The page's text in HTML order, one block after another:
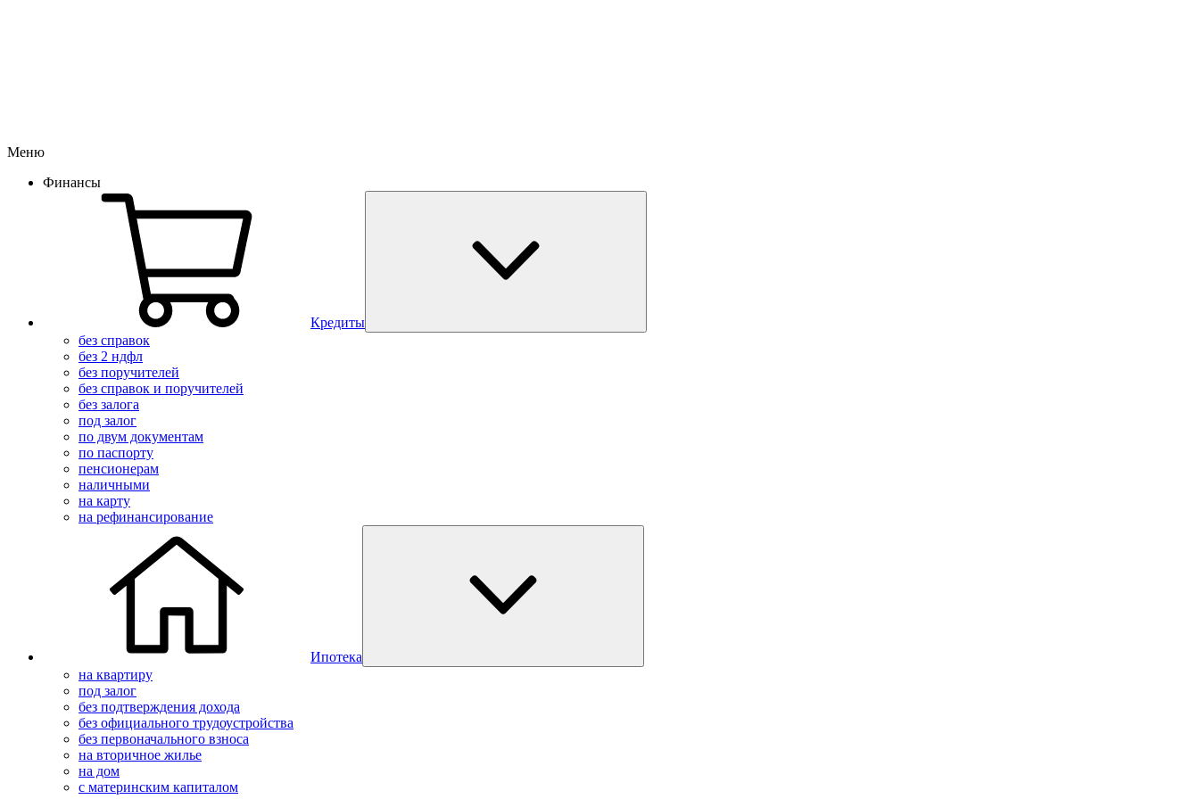
Меню
Финансы
Кредиты
без справок
без 2 ндфл
без поручителей
без справок и поручителей
без залога
под залог
по двум документам
по паспорту
пенсионерам
наличными
на карту
на рефинансирование
Ипотека
на квартиру
под залог
без подтверждения дохода
без официального трудоустройства
без первоначального взноса
на вторичное жилье
на дом
с материнским капиталом